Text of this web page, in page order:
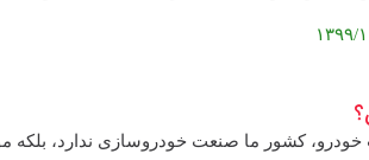
کشور ما صنعت خودروسازی ندارد، بلکه